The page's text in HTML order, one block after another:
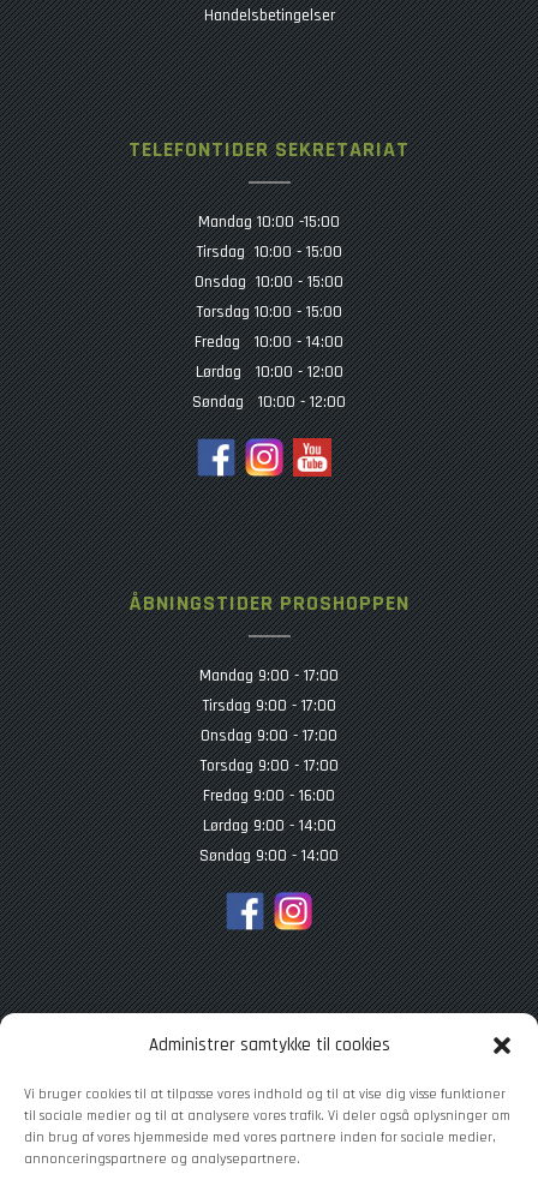
Administrer samtykke til cookies
Vi bruger cookies til at tilpasse vores indhold og til at vise dig visse funktioner
til sociale medier og til at analysere vores trafik. Vi deler også oplysninger om
din brug af vores hjemmeside med vores partnere inden for sociale medier,
annonceringspartnere og analysepartnere.
Handelsbetingelser
TELEFONTIDER SEKRETARIAT
Mandag 10:00 -15:00
Tirsdag 10:00 - 15:00
Onsdag 10:00 - 15:00
Torsdag 10:00 - 15:00
Fredag 10:00 - 14:00
Lørdag 10:00 - 12:00
Søndag 10:00 - 12:00
ÅBNINGSTIDER PROSHOPPEN
Mandag 9:00 - 17:00
Tirsdag 9:00 - 17:00
Onsdag 9:00 - 17:00
Torsdag 9:00 - 17:00
Fredag 9:00 - 16:00
Lørdag 9:00 - 14:00
Søndag 9:00 - 14:00
TILMELD NYHEDSBREV